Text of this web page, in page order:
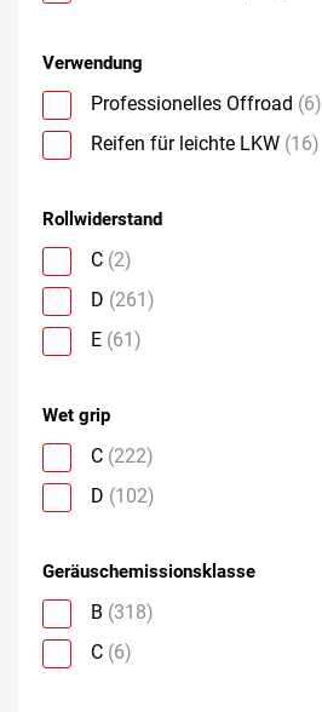
Verwendung
Professionelles Offroad (6)
Reifen für leichte LKW (16)
Rollwiderstand
C (2)
D (261)
E (61)
Wet grip
C (222)
D (102)
Geräuschemissionsklasse
B (318)
C (6)